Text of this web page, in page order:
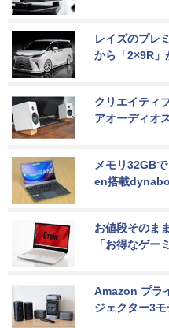
レイズのプレ
から「2×9R」
クリエイティ
アオーディオ
メモリ32GB
en搭載
お値段そのま
「お得なゲー
Amazon プラ
ジェクター3